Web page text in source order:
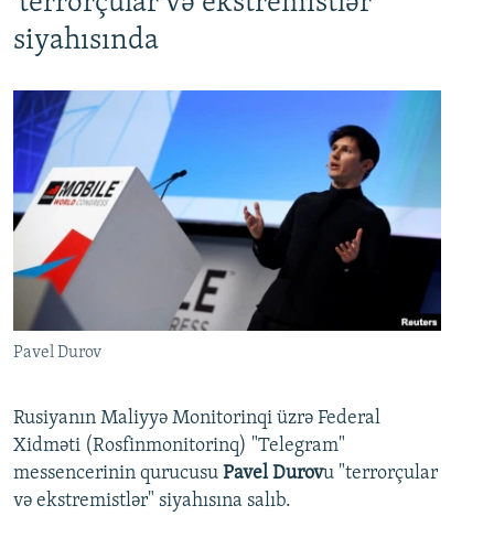
siyahısında
Pavel Durov
Rusiyanın Maliyyə Monitorinqi üzrə Federal
Xidməti (Rosfinmonitorinq) "Telegram"
messencerinin qurucusu Pavel Durovu "terrorçular
və ekstremistlər" siyahısına salıb.